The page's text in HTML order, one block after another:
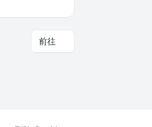
前往